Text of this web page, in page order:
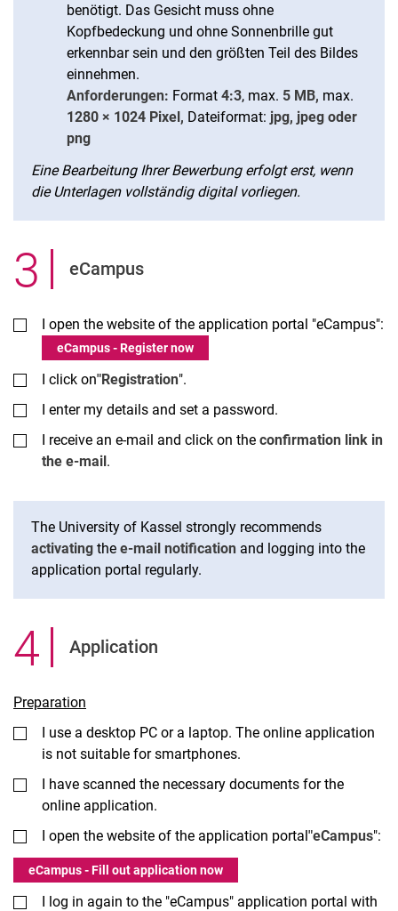
benötigt. Das Gesicht muss ohne
Kopfbedeckung und ohne Sonnenbrille gut
erkennbar sein und den größten Teil des Bildes
einnehmen.
Anforderungen: Format 4:3, max. 5 MB, max.
1280 × 1024 Pixel, Dateiformat: jpg, jpeg oder
png
Eine Bearbeitung Ihrer Bewerbung erfolgt erst, wenn
die Unterlagen vollständig digital vorliegen.
3 . eCampus
I open the website of the application portal "eCampus":
eCampus - Register now
I click on"Registration".
I enter my details and set a password.
I receive an e-mail and click on the confirmation link in
the e-mail.
The University of Kassel strongly recommends
activating the e-mail notification and logging into the
application portal regularly.
4. Application
Preparation
I use a desktop PC or a laptop. The online application
is not suitable for smartphones.
I have scanned the necessary documents for the
online application.
I open the website of the application portal"eCampus":
eCampus - Fill out application now
I log in again to the "eCampus" application portal with